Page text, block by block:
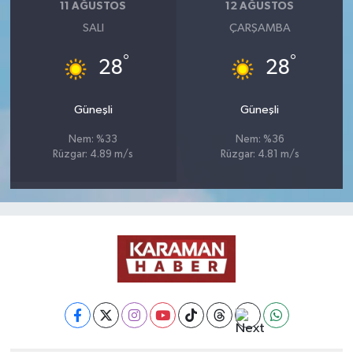
11 AĞUSTOS
SALI
28°
Güneşli
Nem: %33
Rüzgar: 4.89 m/s
12 AĞUSTOS
ÇARŞAMBA
28°
Güneşli
Nem: %36
Rüzgar: 4.81 m/s